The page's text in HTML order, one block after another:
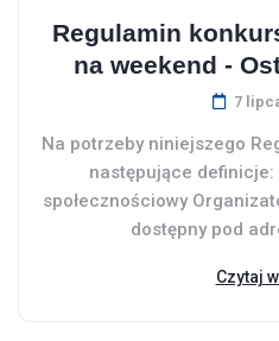
Regulamin
na weekend -
7
Na potrzeby niniejszego
następujące
społecznościowy
dostępny pod
Czytaj